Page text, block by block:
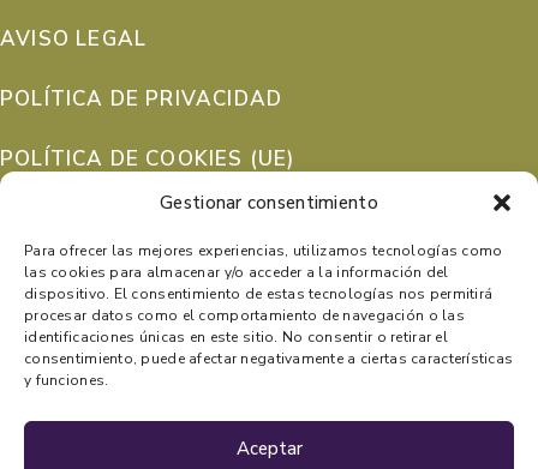
Gestionar consentimiento
Para ofrecer las mejores experiencias, utilizamos tecnologías como
las cookies para almacenar y/o acceder a la información del
dispositivo. El consentimiento de estas tecnologías nos permitirá
procesar datos como el comportamiento de navegación o las
identificaciones únicas en este sitio. No consentir o retirar el
consentimiento, puede afectar negativamente a ciertas características
y funciones.
Aceptar
AVISO LEGAL
POLÍTICA DE PRIVACIDAD
POLÍTICA DE COOKIES (UE)